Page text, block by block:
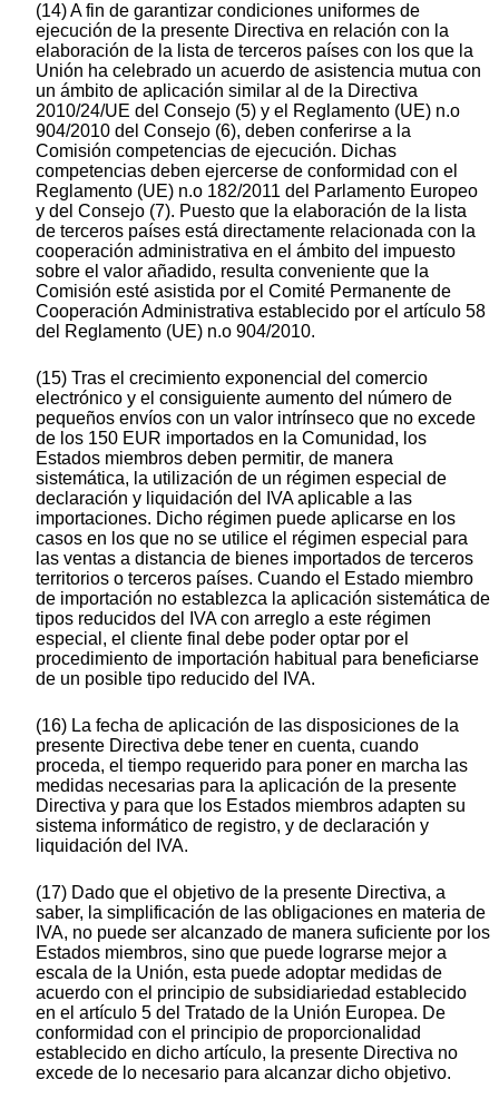
(14) A fin de garantizar condiciones uniformes de
ejecución de la presente Directiva en relación con la
elaboración de la lista de terceros países con los que la
Unión ha celebrado un acuerdo de asistencia mutua con
un ámbito de aplicación similar al de la Directiva
2010/24/UE del Consejo (5) y el Reglamento (UE) n.o
904/2010 del Consejo (6), deben conferirse a la
Comisión competencias de ejecución. Dichas
competencias deben ejercerse de conformidad con el
Reglamento (UE) n.o 182/2011 del Parlamento Europeo
y del Consejo (7). Puesto que la elaboración de la lista
de terceros países está directamente relacionada con la
cooperación administrativa en el ámbito del impuesto
sobre el valor añadido, resulta conveniente que la
Comisión esté asistida por el Comité Permanente de
Cooperación Administrativa establecido por el artículo 58
del Reglamento (UE) n.o 904/2010.
(15) Tras el crecimiento exponencial del comercio
electrónico y el consiguiente aumento del número de
pequeños envíos con un valor intrínseco que no excede
de los 150 EUR importados en la Comunidad, los
Estados miembros deben permitir, de manera
sistemática, la utilización de un régimen especial de
declaración y liquidación del IVA aplicable a las
importaciones. Dicho régimen puede aplicarse en los
casos en los que no se utilice el régimen especial para
las ventas a distancia de bienes importados de terceros
territorios o terceros países. Cuando el Estado miembro
de importación no establezca la aplicación sistemática de
tipos reducidos del IVA con arreglo a este régimen
especial, el cliente final debe poder optar por el
procedimiento de importación habitual para beneficiarse
de un posible tipo reducido del IVA.
(16) La fecha de aplicación de las disposiciones de la
presente Directiva debe tener en cuenta, cuando
proceda, el tiempo requerido para poner en marcha las
medidas necesarias para la aplicación de la presente
Directiva y para que los Estados miembros adapten su
sistema informático de registro, y de declaración y
liquidación del IVA.
(17) Dado que el objetivo de la presente Directiva, a
saber, la simplificación de las obligaciones en materia de
IVA, no puede ser alcanzado de manera suficiente por los
Estados miembros, sino que puede lograrse mejor a
escala de la Unión, esta puede adoptar medidas de
acuerdo con el principio de subsidiariedad establecido
en el artículo 5 del Tratado de la Unión Europea. De
conformidad con el principio de proporcionalidad
establecido en dicho artículo, la presente Directiva no
excede de lo necesario para alcanzar dicho objetivo.